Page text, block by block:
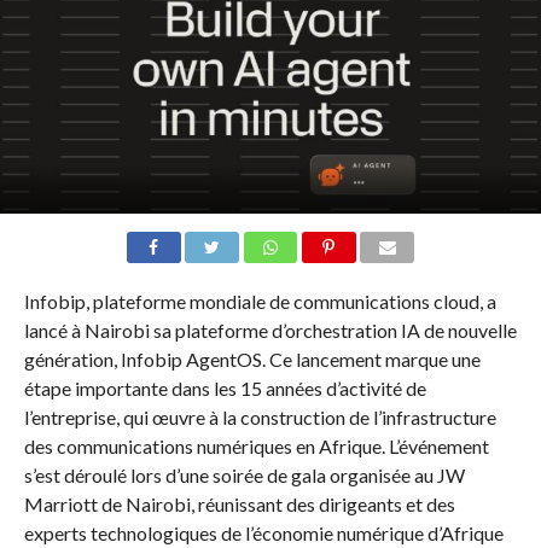
Infobip, plateforme mondiale de communications cloud, a
lancé à Nairobi sa plateforme d’orchestration IA de nouvelle
génération, Infobip AgentOS. Ce lancement marque une
étape importante dans les 15 années d’activité de
l’entreprise, qui œuvre à la construction de l’infrastructure
des communications numériques en Afrique. L’événement
s’est déroulé lors d’une soirée de gala organisée au JW
Marriott de Nairobi, réunissant des dirigeants et des
experts technologiques de l’économie numérique d’Afrique